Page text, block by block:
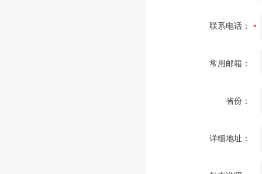
联系电话：
常用邮箱：
省份：
详细地址：